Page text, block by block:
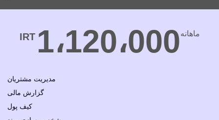
IRT 1،120،000ماهانه
مدیریت مشتریان
گزارش مالی
کیف پول